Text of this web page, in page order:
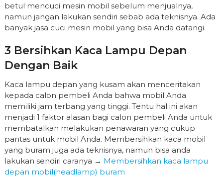
betul mencuci mesin mobil sebelum menjualnya,
namun jangan lakukan sendiri sebab ada teknisnya. Ada
banyak jasa cuci mesin mobil yang bisa Anda datangi.
3 Bersihkan Kaca Lampu Depan
Dengan Baik
Kaca lampu depan yang kusam akan menceritakan
kepada calon pembeli Anda bahwa mobil Anda
memiliki jam terbang yang tinggi. Tentu hal ini akan
menjadi 1 faktor alasan bagi calon pembeli Anda untuk
membatalkan melakukan penawaran yang cukup
pantas untuk mobil Anda. Membersihkan kaca mobil
yang buram juga ada teknisnya, namun bisa anda
lakukan sendiri caranya → Membersihkan kaca lampu
depan mobil(headlamp) buram